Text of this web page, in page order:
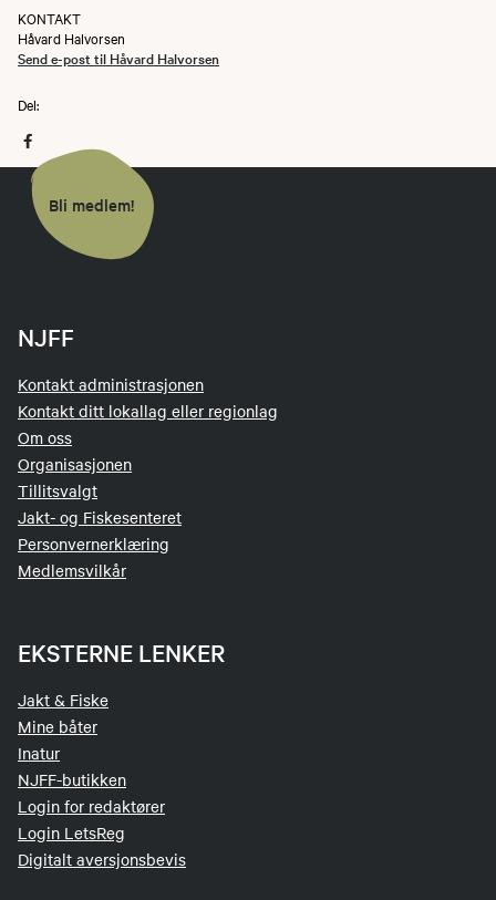
KONTAKT
Håvard Halvorsen
Send e-post til Håvard Halvorsen
Del:
Bli medlem!
NJFF
Kontakt administrasjonen
Kontakt ditt lokallag eller regionlag
Om oss
Organisasjonen
Tillitsvalgt
Jakt- og Fiskesenteret
Personvernerklæring
Medlemsvilkår
EKSTERNE LENKER
Jakt & Fiske
Mine båter
Inatur
NJFF-butikken
Login for redaktører
Login LetsReg
Digitalt aversjonsbevis